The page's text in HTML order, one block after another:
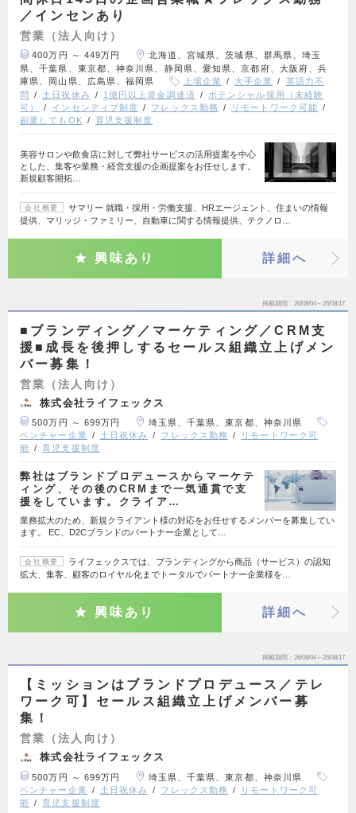
／インセンあり
営業（法人向け）
400万円 ～ 449万円
北海道、宮城県、茨城県、群馬県、埼玉
県、千葉県、東京都、神奈川県、静岡県、愛知県、京都府、大阪府、兵
庫県、岡山県、広島県、福岡県
上場企業 大手企業
英語力不
問
土日祝休み 1億円以上資金調達済
ポテンシャル採用（未経験
可）
インセンティブ制度 フレックス勤務
リモートワーク可能
副業してもOK
育児支援制度
美容サロンや飲食店に対して弊社サービスの活用提案を中心
とした、集客や業務・経営支援の企画提案をお任せします。
新規顧客開拓…
会社概要
サマリー 就職・採用・労働支援、HRエージェント、住まいの情報
提供、マリッジ・ファミリー、自動車に関する情報提供、テクノロ…
興味あり 詳細へ
掲載期間 26/08/04～26/08/17
■ブランディング／マーケティング／CRM支
援■成長を後押しするセールス組織立上げメン
バー募集！
営業（法人向け）
株式会社ライフェックス
500万円 ～ 699万円
埼玉県、千葉県、東京都、神奈川県
ベンチャー企業
土日祝休み フレックス勤務
リモートワーク可
能
育児支援制度
弊社はブランドプロデュースからマーケテ
ィング、その後のCRMまで一気通貫で支
援をしています。クライア…
業務拡大のため、新規クライアント様の対応をお任せするメンバーを募集してい
ます。 EC、D2Cブランドのパートナー企業として…
会社概要
ライフェックスでは、ブランディングから商品（サービス）の認知
拡大、集客、顧客のロイヤル化までトータルでパートナー企業様を…
興味あり 詳細へ
掲載期間 26/08/04～26/08/17
【ミッションはブランドプロデュース／テレ
ワーク可】セールス組織立上げメンバー募
集！
営業（法人向け）
株式会社ライフェックス
500万円 ～ 699万円
埼玉県、千葉県、東京都、神奈川県
ベンチャー企業
土日祝休み フレックス勤務
リモートワーク可
能
育児支援制度